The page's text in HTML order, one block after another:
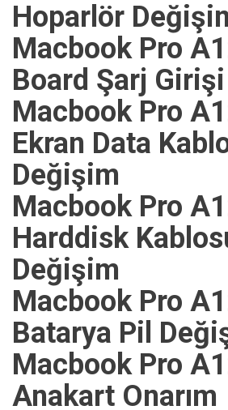
Hoparlör
Macbook Pro
Board Şarj
Macbook Pro
Ekran Data
Değişim
Macbook Pro
Harddisk
Değişim
Macbook Pro
Batarya Pil
Macbook Pro
Anakart Onarım